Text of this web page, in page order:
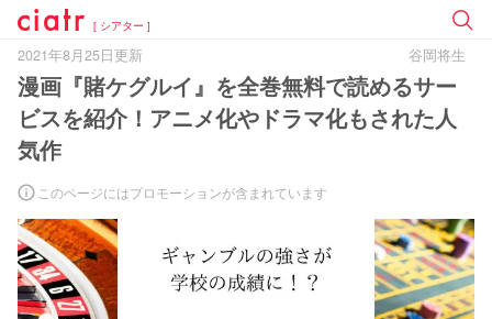
[ シアター ]
2021年8月25日更新 谷岡将生
漫画『賭ケグルイ』を全巻無料で読めるサー
ビスを紹介！アニメ化やドラマ化もされた人
気作
このページにはプロモーションが含まれています